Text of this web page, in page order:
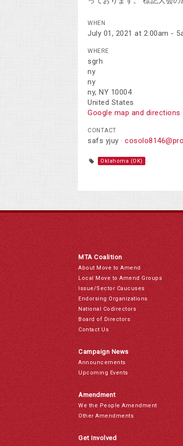
WHEN
July 01, 2021 at 2:00am -
WHERE
sgrh
ny
ny
ny, NY 10004
United States
Google map and directions
CONTACT
safs yjuy ·
Oklahoma (OK)
MTA Coalition
About Move to Amend
Local Move to Amend Groups
Issue/Sector Caucuses
Endorsing Organizations
National Codirectors
Board of Directors
Contact Us
Campaign News
Announcements
Upcoming Events
Amendment
We the People Amendment
Other Amendments
Get Involved